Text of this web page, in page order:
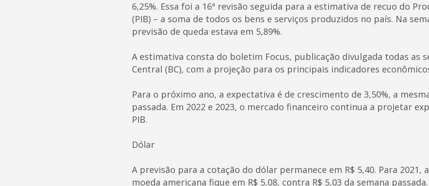
6,25%. Essa foi a 16ª revisão seguida para a estimativa de recuo do
(PIB) – a soma de todos os bens e serviços produzidos no país. Na
previsão de queda estava em 5,89%.
A estimativa consta do boletim Focus, publicação divulgada todas as
Central (BC), com a projeção para os principais indicadores
Para o próximo ano, a expectativa é de crescimento de 3,50%, a
passada. Em 2022 e 2023, o mercado financeiro continua a projetar
PIB.
Dólar
A previsão para a cotação do dólar permanece em R$ 5,40. Para 2021,
moeda americana fique em R$ 5,08, contra R$ 5,03 da semana passada.